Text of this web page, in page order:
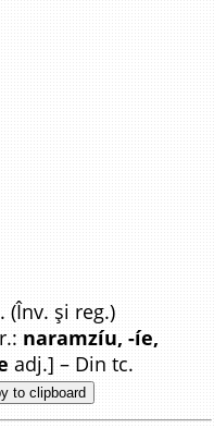
(Înv. și reg.)
naramzíu, -íe,
adj.] – Din tc.
to clipboard